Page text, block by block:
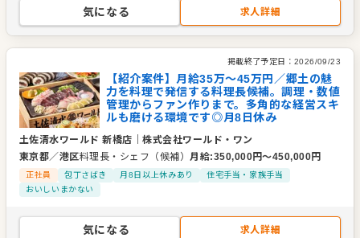
飲食店及び食品販売店の経営
事業所 兵庫県神戸市中央区下山手通2-13-3建創ビル7F
気になる 求人詳細
掲載終了予定日： 2026/09/23
【紹介案件】月給35万～45万円／郷土の魅
力を料理で発信する料理長候補。調理・数値
管理からファン作りまで。多角的な経営スキ
ルも磨ける環境です◎月8日休み
土佐清水ワールド 新橋店 ｜株式会社ワールド・ワン
東京都／港区料理長・シェフ（候補）月給:350,000円〜450,000円
正社員 包丁さばき 月8日以上休みあり
住宅手当・家族手当
おいしいまかない
気になる 求人詳細